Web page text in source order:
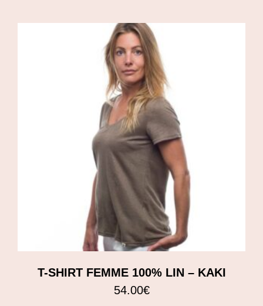
T-SHIRT FEMME 100% LIN – KAKI
54.00€